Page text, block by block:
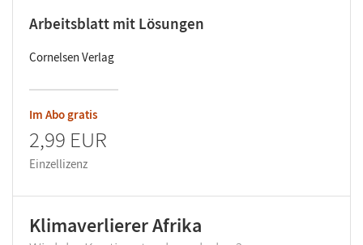
Arbeitsblatt mit Lösungen
Cornelsen Verlag
Im Abo gratis
2,99 EUR
Einzellizenz
Klimaverlierer Afrika